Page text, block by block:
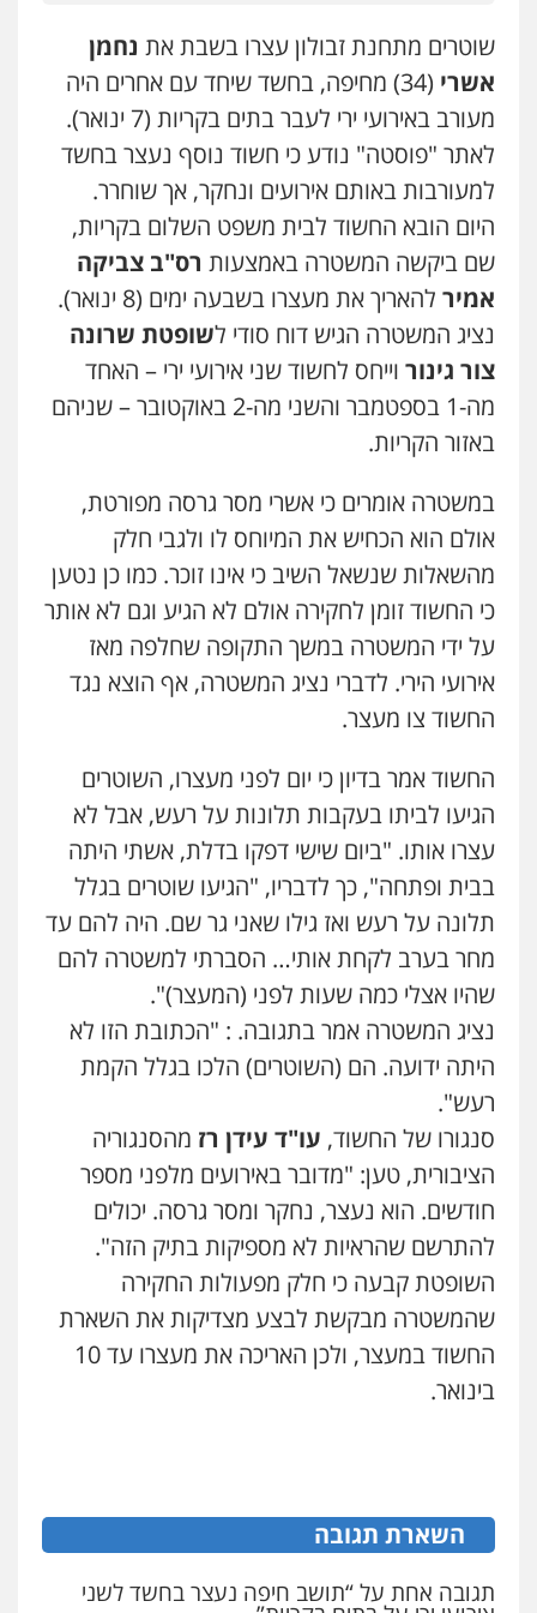
שחר לדובסקי, עו"ד
פלילי מעצרים וחקירות עבירות המתה עורכי
דין לענייני אסירים
0507913332
עו"ד איהאב ג'לג'ולי
פלילי מעצרים וחקירות עורכי דין לענייני
0505216700
עו"ד שלומי שרון
פלילי צבאי מעצרים וחקירות
0547342002
עו"ד אלון קריטי
פלילי כלכלי אלימות סמים מעצרים
0525544654
מנשה, אלמוג – עורכי דין
פלילי עבירות תנועה צווארון לבן תעבורה
עורכי דין לענייני אסירים מעצרים וחקירות
0546470989
פלילי פשיעה חמורה מעצרים וחקירות
קטינים
0538788878
עו"ד אסף דוק
פלילי עבירות מין סמים והימורים פשיעה
חמורה חקירות ומעצרים צווארון לבן והונאה
0526885006
עו"ד שלי גורביץ – לוי
משפט פלילי פשיעה חמורה מעצרים
וחקירות צבאי תעבורה
עו"ד שאדי כבהא
פלילי
0525556970
משרד עורכי דין חן ברוך
פלילי דיני תעבורה מעצרים וחקירות
0505078733
עו"ד ירון גיגי
פלילי צווארון לבן מעצרים הליכי הסגרה
שוטרים מתחנת זבולון עצרו בשבת את נחמן
אשרי
(34) מחיפה, בחשד שיחד עם אחרים היה
מעורב באירועי ירי לעבר בתים בקריות (7 ינואר).
לאתר "פוסטה" נודע כי חשוד נוסף נעצר בחשד
למעורבות באותם אירועים ונחקר, אך שוחרר.
היום הובא החשוד לבית משפט השלום בקריות,
שם ביקשה המשטרה באמצעות רס"ב צביקה
אמיר
להאריך את מעצרו בשבעה ימים (8 ינואר).
נציג המשטרה הגיש דוח סודי לשופטת שרונה
צור גינור וייחס לחשוד שני אירועי ירי – האחד
מה-1 בספטמבר והשני מה-2 באוקטובר – שניהם
באזור הקריות.
במשטרה אומרים כי אשרי מסר גרסה מפורטת,
אולם הוא הכחיש את המיוחס לו ולגבי חלק
מהשאלות שנשאל השיב כי אינו זוכר. כמו כן נטען
כי החשוד זומן לחקירה אולם לא הגיע וגם לא אותר
על ידי המשטרה במשך התקופה שחלפה מאז
אירועי הירי. לדברי נציג המשטרה, אף הוצא נגד
החשוד צו מעצר.
החשוד אמר בדיון כי יום לפני מעצרו, השוטרים
הגיעו לביתו בעקבות תלונות על רעש, אבל לא
עצרו אותו. "ביום שישי דפקו בדלת, אשתי היתה
בבית ופתחה", כך לדבריו, "הגיעו שוטרים בגלל
תלונה על רעש ואז גילו שאני גר שם. היה להם עד
מחר בערב לקחת אותי… הסברתי למשטרה להם
שהיו אצלי כמה שעות לפני (המעצר)".
נציג המשטרה אמר בתגובה. : "הכתובת הזו לא
היתה ידועה. הם (השוטרים) הלכו בגלל הקמת
רעש".
סנגורו של החשוד, עו"ד עידן רז מהסנגוריה
הציבורית, טען: "מדובר באירועים מלפני מספר
חודשים. הוא נעצר, נחקר ומסר גרסה. יכולים
להתרשם שהראיות לא מספיקות בתיק הזה".
השופטת קבעה כי חלק מפעולות החקירה
שהמשטרה מבקשת לבצע מצדיקות את השארת
החשוד במעצר, ולכן האריכה את מעצרו עד 10
בינואר.
השארת תגובה
תגובה אחת על “תושב חיפה נעצר בחשד לשני
עו"ד דותן דניאלי
פלילי פשיעה חמורה צווארון לבן פשיעה
כלכלית עורכי דין לענייני אסירים נוער
0542442982
עו"ד שנהב אילון
פלילי פשיעה חמורה חקירות ומעצרים
נוער עורכי דין לענייני אסירים תעבורה
0549475678
עו"ד אורנת קמרון
פלילי תעבורה עורכי דין לענייני אסירים
משפחה נוער
0505417090
שני אלגרבלי – משרד עורכי דין
פלילי עורכי דין לענייני אסירים תעבורה
0507120031
עו"ד אייל אביטל
עו"ד בועז קניג
פלילי משפחה כלכלי צבאי
0507003001
ויקי שמואל – משרד עו"ד
פלילי משפט פלילי
0545437431
עו"ד עלי סעדי